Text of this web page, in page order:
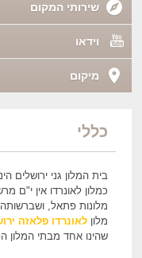
שירותי המקום
וידאו
מיקום
כללי
כמלון לאונרדו אין י"ם
מלונות פתאל,
מלוןלאונרדו פלאזה
שהינו אחד מבתי המלון